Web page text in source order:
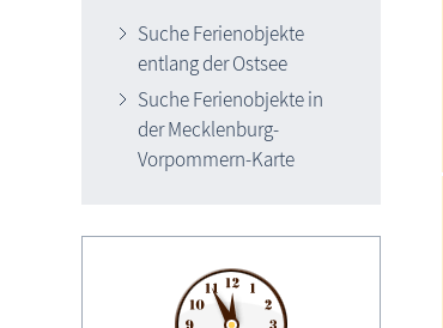
Suche Ferienobjekte
entlang der Ostsee
Suche Ferienobjekte in
der Mecklenburg-
Vorpommern-Karte